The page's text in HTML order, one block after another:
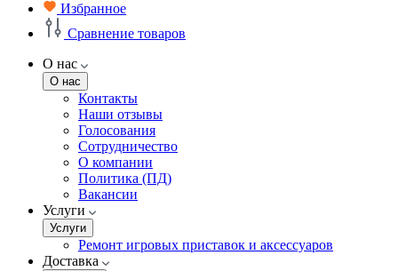
Избранное
Сравнение товаров
О нас
О нас
Контакты
Наши отзывы
Голосования
Сотрудничество
О компании
Политика (ПД)
Вакансии
Услуги
Услуги
Ремонт игровых приставок и аксессуаров
Доставка